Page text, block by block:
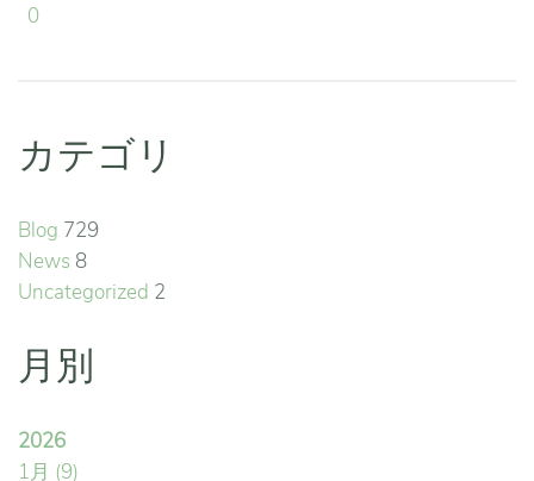
0
カテゴリ
Blog 729
News 8
Uncategorized 2
月別
2026
1月 (9)